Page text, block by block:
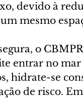
devido à
mesmo
o
entrar no
hidrate-se
de risco.